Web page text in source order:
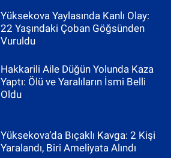
Yüksekova Yaylasında Kanlı Olay:
22 Yaşındaki Çoban Göğsünden
Vuruldu
Hakkarili Aile Düğün Yolunda Kaza
Yaptı: Ölü ve Yaralıların İsmi Belli
Oldu
Yüksekova’da Bıçaklı Kavga: 2 Kişi
Yaralandı, Biri Ameliyata Alındı